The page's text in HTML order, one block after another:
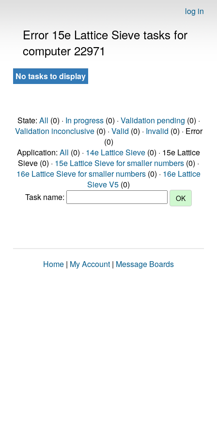
log in
Error 15e Lattice Sieve tasks for
computer 22971
No tasks to display
State: All (0) · In progress(0) · Validation pending (0) ·
Validation inconclusive(0) · Valid (0) · Invalid (0) · Error
(0)
Application: All (0) · 14e Lattice Sieve (0) · 15e Lattice
Sieve (0) · 15e Lattice Sieve for smaller numbers (0) ·
16e Lattice Sieve for smaller numbers (0) · 16e Lattice
Sieve V5 (0)
Task name:
Home | My Account | Message Boards